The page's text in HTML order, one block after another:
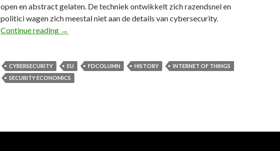
open en abstract gelaten. De techniek ontwikkelt zich razendsnel en
politici wagen zich meestal niet aan de details van cybersecurity.
Continue reading 64e FD Column: Industriestandaard zonder marktprikkels
→
CYBERSECURITY EU FDCOLUMN HISTORY
INTERNET OF THINGS
SECURITY ECONOMICS